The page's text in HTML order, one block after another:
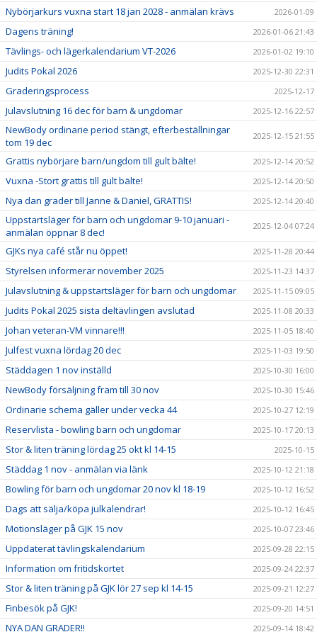
Nybörjarkurs vuxna start 18 jan 2028 - anmälan krävs 2026-01-09
Dagens träning! 2026-01-06 21:43
Tävlings- och lägerkalendarium VT-2026 2026-01-02 19:10
Judits Pokal 2026 2025-12-30 22:31
Graderingsprocess 2025-12-17
Julavslutning 16 dec för barn & ungdomar 2025-12-16 22:57
NewBody ordinarie period stängt, efterbeställningar
tom 19 dec
2025-12-15 21:55
Grattis nybörjare barn/ungdom till gult bälte! 2025-12-14 20:52
Vuxna -Stort grattis till gult bälte! 2025-12-14 20:50
Nya dan grader till Janne & Daniel, GRATTIS! 2025-12-14 20:40
Uppstartsläger för barn och ungdomar 9-10 januari -
anmälan öppnar 8 dec!
2025-12-04 07:24
GJKs nya café står nu öppet! 2025-11-28 20:44
Styrelsen informerar november 2025 2025-11-23 14:37
Julavslutning & uppstartsläger för barn och ungdomar 2025-11-15 09:05
Judits Pokal 2025 sista deltävlingen avslutad 2025-11-08 20:33
Johan veteran-VM vinnare!!! 2025-11-05 18:40
Julfest vuxna lördag 20 dec 2025-11-03 19:50
Städdagen 1 nov inställd 2025-10-30 16:00
NewBody försäljning fram till 30 nov 2025-10-30 15:46
Ordinarie schema gäller under vecka 44 2025-10-27 12:19
Reservlista - bowling barn och ungdomar 2025-10-17 20:13
Stor & liten träning lördag 25 okt kl 14-15 2025-10-15
Städdag 1 nov - anmälan via länk 2025-10-12 21:18
Bowling för barn och ungdomar 20 nov kl 18-19 2025-10-12 16:52
Dags att sälja/köpa julkalendrar! 2025-10-12 16:45
Motionsläger på GJK 15 nov 2025-10-07 23:46
Uppdaterat tävlingskalendarium 2025-09-28 22:15
Information om fritidskortet 2025-09-24 22:37
Stor & liten träning på GJK lör 27 sep kl 14-15 2025-09-21 12:27
Finbesök på GJK! 2025-09-20 14:51
NYA DAN GRADER!! 2025-09-14 18:42